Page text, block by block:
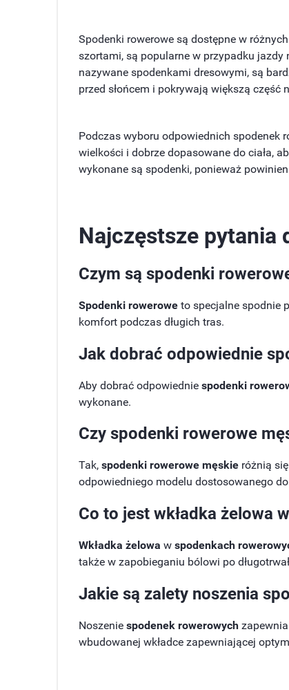
Spodenki rowerowe są dostępne w
szortami, są popularne w przypadku
nazywane spodenkami dresowymi, są
przed słońcem i pokrywają większą część
Podczas wyboru odpowiednich spodenek
wielkości i dobrze dopasowane do ciała,
wykonane są spodenki, ponieważ
Najczęstsze pytania
Czym są spodenki
Spodenki rowerowe to specjalne spodnie
komfort podczas długich tras.
Jak dobrać odpowiednie
Aby dobrać odpowiednie spodenki
wykonane.
Czy spodenki rowerowe
Tak, spodenki rowerowe męskie różnią
odpowiedniego modelu dostosowanego do
Co to jest wkładka żelowa w
Wkładka żelowa w spodenkach
także w zapobieganiu bólowi po
Jakie są zalety noszenia
Noszenie spodenek rowerowych
wbudowanej wkładce zapewniającej